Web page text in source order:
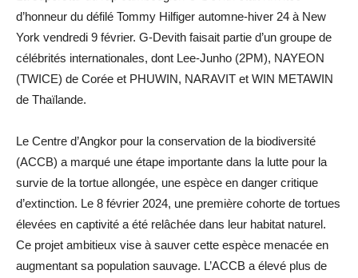
d’honneur du défilé Tommy Hilfiger automne-hiver 24 à New
York vendredi 9 février. G-Devith faisait partie d’un groupe de
célébrités internationales, dont Lee-Junho (2PM), NAYEON
(TWICE) de Corée et PHUWIN, NARAVIT et WIN METAWIN
de Thaïlande.
Le Centre d’Angkor pour la conservation de la biodiversité
(ACCB) a marqué une étape importante dans la lutte pour la
survie de la tortue allongée, une espèce en danger critique
d’extinction. Le 8 février 2024, une première cohorte de tortues
élevées en captivité a été relâchée dans leur habitat naturel.
Ce projet ambitieux vise à sauver cette espèce menacée en
augmentant sa population sauvage. L’ACCB a élevé plus de